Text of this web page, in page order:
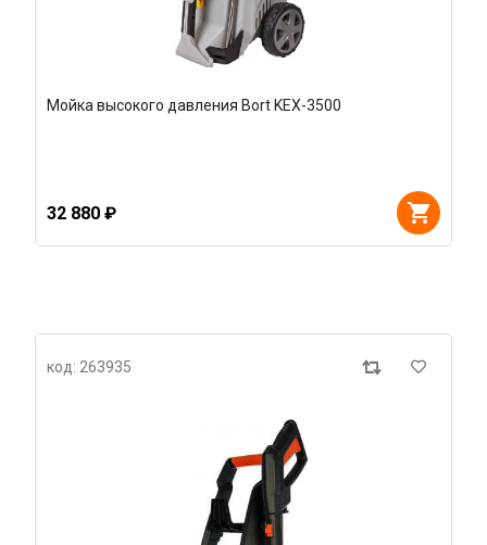
Мойка высокого давления Bort KEX-3500
32 880 ₽
код: 263935